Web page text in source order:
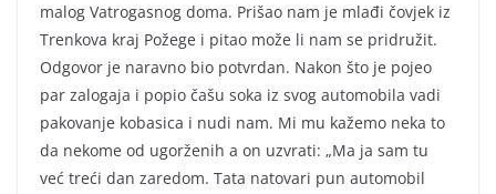
malog Vatrogasnog doma. Prišao nam je mlađi čovjek iz
Trenkova kraj Požege i pitao može li nam se pridružit.
Odgovor je naravno bio potvrdan. Nakon što je pojeo
par zalogaja i popio čašu soka iz svog automobila vadi
pakovanje kobasica i nudi nam. Mi mu kažemo neka to
da nekome od ugorženih a on uzvrati: „Ma ja sam tu
već treći dan zaredom. Tata natovari pun automobil